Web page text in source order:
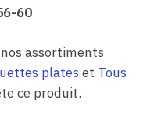
60
assortiments
plates et Tous
ce produit.